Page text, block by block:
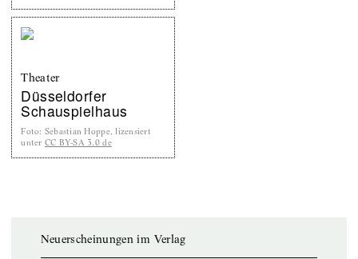
Theater
Düsseldorfer
Schauspielhaus
Foto: Sebastian Hoppe, lizensiert
unter CC BY-SA 3.0 de
Neuerscheinungen im Verlag